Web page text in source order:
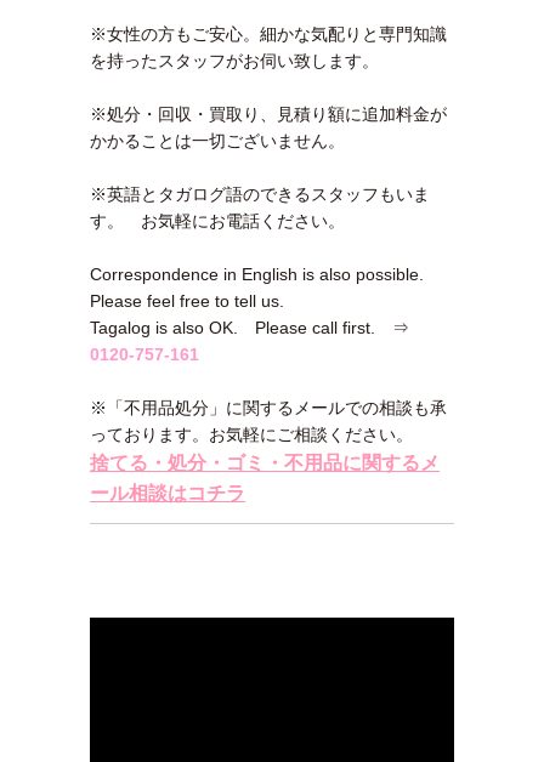
※女性の方もご安心。細かな気配りと専門知識
を持ったスタッフがお伺い致します。
※処分・回収・買取り、見積り額に追加料金が
かかることは一切ございません。
※英語とタガログ語のできるスタッフもいま
す。 お気軽にお電話ください。
Correspondence in English is also possible.
Please feel free to tell us.
Tagalog is also OK. Please call first. ⇒
0120-757-161
※「不用品処分」に関するメールでの相談も承
っております。お気軽にご相談ください。
捨てる・処分・ゴミ・不用品に関するメ
ール相談はコチラ